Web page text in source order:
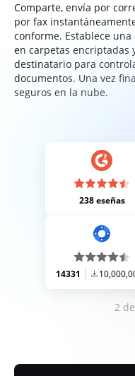
Comparte, envía por
por fax
conforme. Establece
en carpetas encriptadas
destinatario para
documentos. Una vez
seguros en la nube.
238 eseñas
14331
2